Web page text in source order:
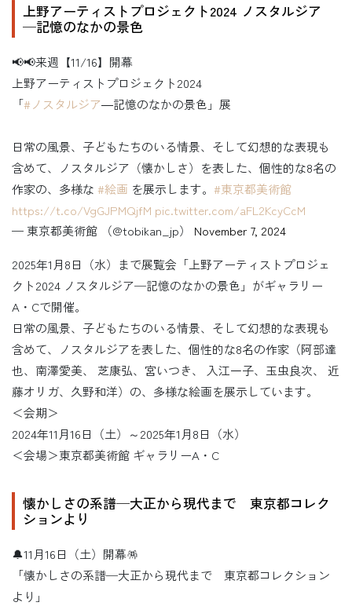
上野アーティストプロジェクト2024 ノスタルジア
─記憶のなかの景色
📢📢来週【11/16】開幕
上野アーティストプロジェクト2024
「#ノスタルジア―記憶のなかの景色」展
日常の風景、子どもたちのいる情景、そして幻想的な表現も
含めて、ノスタルジア（懐かしさ）を表した、個性的な8名の
作家の、多様な #絵画 を展示します。 #東京都美術館
https://t.co/VgGJPMQjfM pic.twitter.com/aFL2KcyCcM
— 東京都美術館 （@tobikan_jp） November 7, 2024
2025年1月8日（水）まで展覧会「上野アーティストプロジェ
クト2024 ノスタルジア─記憶のなかの景色」がギャラリー
A・Cで開催。
日常の風景、子どもたちのいる情景、そして幻想的な表現も
含めて、ノスタルジアを表した、個性的な8名の作家（阿部達
也、南澤愛美、 芝康弘、宮いつき、 入江一子、玉虫良次、 近
藤オリガ、久野和洋）の、多様な絵画を展示しています。
＜会期＞
2024年11月16日（土）～2025年1月8日（水）
＜会場＞東京都美術館 ギャラリーA・C
懐かしさの系譜─大正から現代まで 東京都コレク
ションより
🔔11月16日（土）開幕🪅
「懐かしさの系譜─大正から現代まで 東京都コレクション
より」